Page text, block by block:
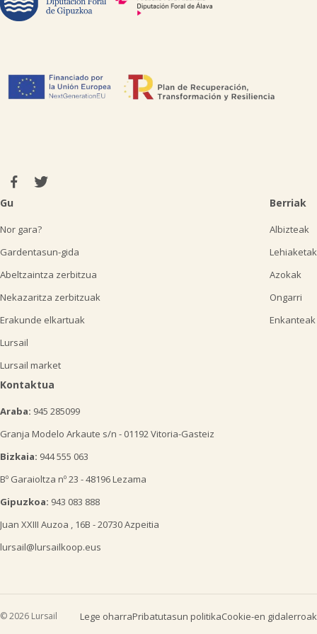
Gu
Nor gara?
Gardentasun-gida
Abeltzaintza zerbitzua
Nekazaritza zerbitzuak
Erakunde elkartuak
Lursail
Lursail market
Berriak
Albizteak
Lehiaketak
Azokak
Ongarri
Enkanteak
Kontaktua
Araba: 945 285099
Granja Modelo Arkaute s/n - 01192 Vitoria-Gasteiz
Bizkaia: 944 555 063
Bº Garaioltza nº 23 - 48196 Lezama
Gipuzkoa: 943 083 888
Juan XXIII Auzoa , 16B - 20730 Azpeitia
lursail@lursailkoop.eus
© 2026 Lursail Lege oharraPribatutasun politikaCookie-en gidalerroak